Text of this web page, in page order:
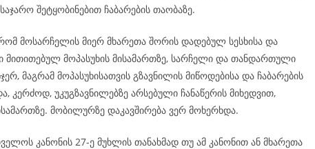
შეტყობინებით ჩაბარების თაობაზე.
მოსარჩელის მიერ მხარეთა შორის დადებულ სესხისა და
მითითებულ მოპასუხის მისამართზე, სარჩელი და თანდართული
მაგრამ მოპასუხისათვის გზავნილის მიწოდებისა და ჩაბარების
კერძოდ, უკუგზავნილებზე არსებული ჩანაწერის მიხედვით,
მობილურზე დაკავშირება ვერ მოხერხდა.
კანონის 27-ე მუხლის თანახმად თუ ამ კანონით ან მხარეთა